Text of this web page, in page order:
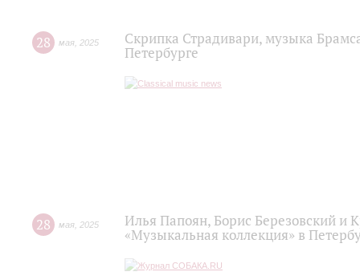
28 мая 2025
Скрипка Страдивари, музыка
Петербурге
28 мая 2025
Илья Папоян, Борис Березовский и
«Музыкальная коллекция» в